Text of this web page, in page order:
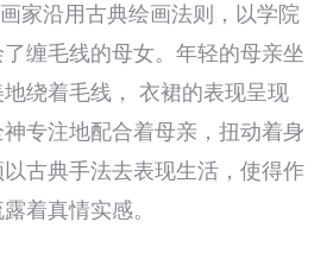
沿用古典绘画法则，以学院
缠毛线的母女。年轻的母亲坐
绕着毛线， 衣裙的表现呈现
专注地配合着母亲，扭动着身
古典手法去表现生活，使得作
着真情实感。